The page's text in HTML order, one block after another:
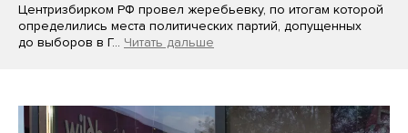
Центризбирком РФ провел жеребьевку, по итогам которой
определились места политических партий, допущенных
до выборов в Г… Читать дальше